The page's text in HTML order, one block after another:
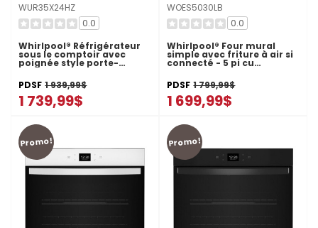
WUR35X24HZ
0.0
Whirlpool® Réfrigérateur
sous le comptoir avec
poignée style porte-
serviette - 24 po - 5.1 pi cu
WUR35X24HZ
PDSF 1 939,99$
1 739,99$
WOES5030LB
0.0
Whirlpool® Four mural
simple avec friture à air si
connecté - 5 pi cu
PDSF 1 799,99$
1 699,99$
Promo! Promo!